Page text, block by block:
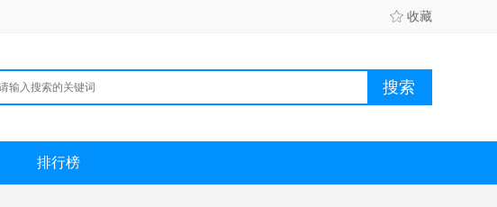
收藏
排行榜